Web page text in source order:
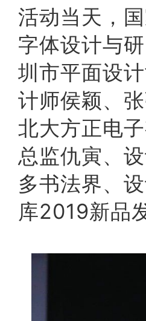
活动当天，
字体设计与
圳市平面设
计师侯颖、
北大方正电
总监仇寅、
多书法界、
库2019新品